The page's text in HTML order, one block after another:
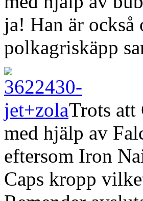
ja! Han är
polkagriskäpp
Trots att
med hjälp av
eftersom Iron
Caps kropp